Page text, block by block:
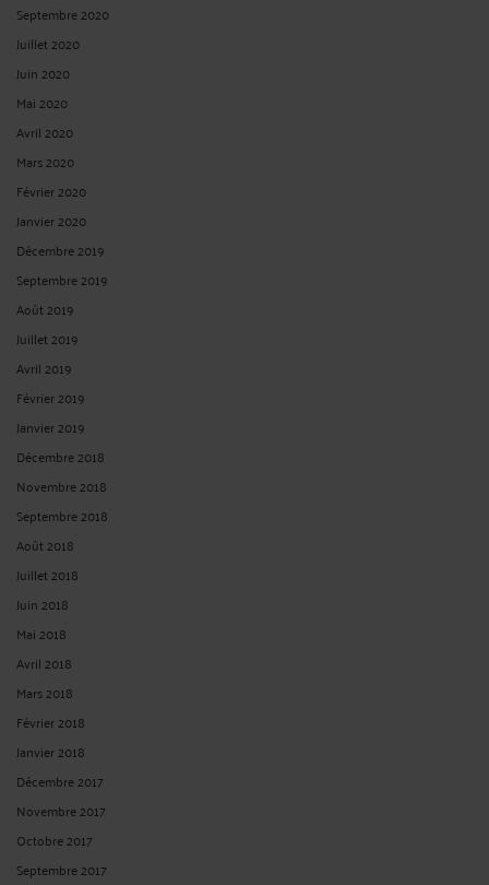
Septembre 2020
Juillet 2020
Juin 2020
Mai 2020
Avril 2020
Mars 2020
Février 2020
Janvier 2020
Décembre 2019
Septembre 2019
Août 2019
Juillet 2019
Avril 2019
Février 2019
Janvier 2019
Décembre 2018
Novembre 2018
Septembre 2018
Août 2018
Juillet 2018
Juin 2018
Mai 2018
Avril 2018
Mars 2018
Février 2018
Janvier 2018
Décembre 2017
Novembre 2017
Octobre 2017
Septembre 2017